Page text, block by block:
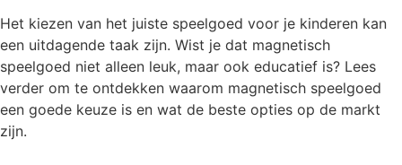
Het kiezen van het juiste speelgoed voor je kinderen kan
een uitdagende taak zijn. Wist je dat magnetisch
speelgoed niet alleen leuk, maar ook educatief is? Lees
verder om te ontdekken waarom magnetisch speelgoed
een goede keuze is en wat de beste opties op de markt
zijn.